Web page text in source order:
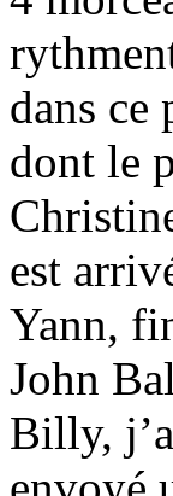
dans ce
dont le
est
Yann,
John
Billy,